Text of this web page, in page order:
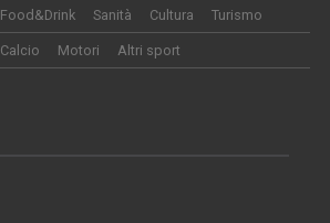
Food&Drink Sanità Cultura Turismo
Calcio Motori Altri sport